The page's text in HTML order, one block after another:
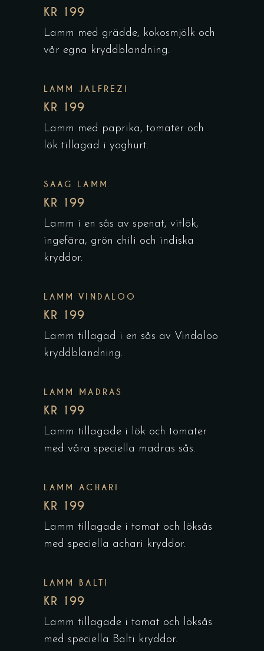
KR 199
Lamm med grädde, kokosmjölk och
vår egna kryddblandning.
LAMM JALFREZI
KR 199
Lamm med paprika, tomater och
lök tillagad i yoghurt.
SAAG LAMM
KR 199
Lamm i en sås av spenat, vitlök,
ingefära, grön chili och indiska
kryddor.
LAMM VINDALOO
KR 199
Lamm tillagad i en sås av Vindaloo
kryddblandning.
LAMM MADRAS
KR 199
Lamm tillagade i lök och tomater
med våra speciella madras sås.
LAMM ACHARI
KR 199
Lamm tillagade i tomat och löksås
med speciella achari kryddor.
LAMM BALTI
KR 199
Lamm tillagade i tomat och löksås
med speciella Balti kryddor.